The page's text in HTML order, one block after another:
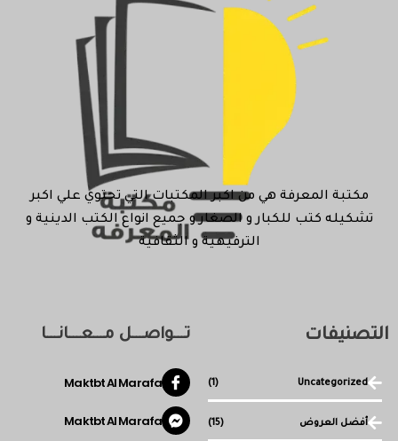
مكتبة المعرفة هي من اكبر المكتبات التي تحتوي علي اكبر
تشكيله كتب للكبار و الصغار و جميع انواع الكتب الدينية و
الترفيهية و الثقافية
التصنيفات
Uncategorized
(1)
أفضل العروض (15)
تـــواصـــل مـــعـــانـــا
Maktbt Al Marafa
Maktbt Al Marafa